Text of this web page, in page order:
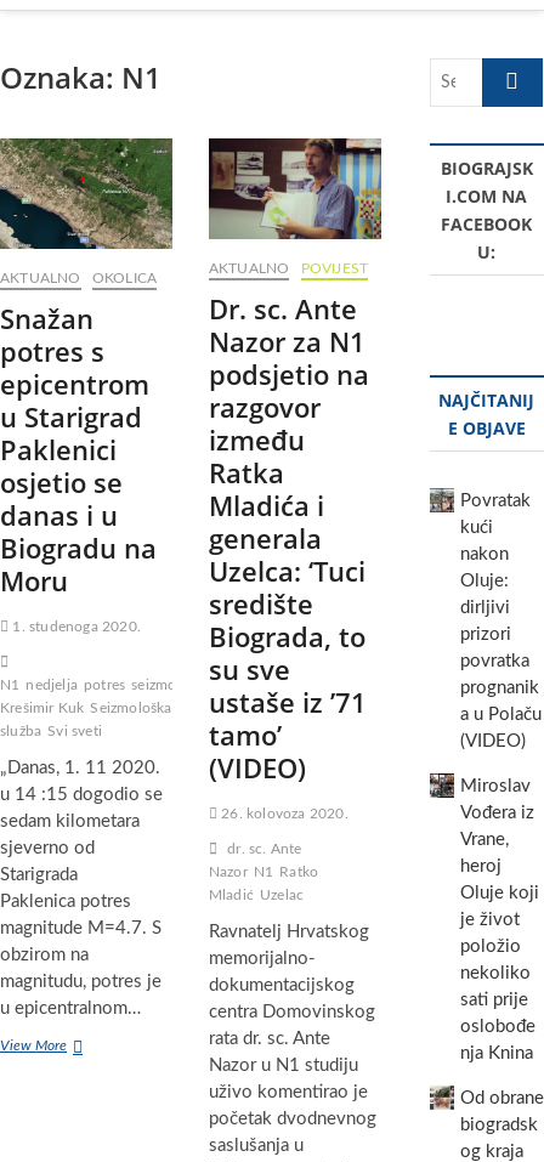
Oznaka: N1
AKTUALNO OKOLICA
Snažan
potres s
epicentrom
u Starigrad
Paklenici
osjetio se
danas i u
Biogradu na
Moru
1. studenoga 2020.
N1 nedjelja potres seizmolog
Krešimir Kuk Seizmološka
služba Svi sveti
„Danas, 1. 11 2020.
u 14 :15 dogodio se
sedam kilometara
sjeverno od
Starigrada
Paklenica potres
magnitude M=4.7. S
obzirom na
magnitudu, potres je
u epicentralnom…
View MoreSnažan
AKTUALNO POVIJEST
Dr. sc. Ante
Nazor za N1
podsjetio na
razgovor
između
Ratka
Mladića i
generala
Uzelca: ‘Tuci
središte
Biograda, to
su sve
ustaše iz ’71
tamo’
(VIDEO)
26. kolovoza 2020.
dr. sc. Ante
Nazor N1
Ratko
Mladić Uzelac
Ravnatelj Hrvatskog
memorijalno-
dokumentacijskog
centra Domovinskog
rata dr. sc. Ante
Nazor u N1 studiju
uživo komentirao je
početak dvodnevnog
saslušanja u
Search
BIOGRAJSK
I.COM NA
FACEBOOK
U:
NAJČITANIJ
E OBJAVE
Povratak
kući
nakon
Oluje:
dirljivi
prizori
povratka
prognanik
a u Polaču
(VIDEO)
Miroslav
Vođera iz
Vrane,
heroj
Oluje koji
je život
položio
nekoliko
sati prije
oslobođe
nja Knina
Od obrane
biogradsk
og kraja